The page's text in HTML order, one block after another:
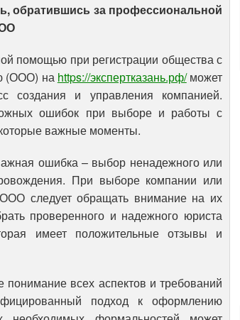
обратившись за профессиональной
помощью при регистрации общества с
(ООО) на https://экспертказань.рф/может
создания и управления компанией.
ошибок при выборе и работы с
важные моменты.
ошибка – выбор ненадежного или
При выборе компании или
следует обращать внимание на их
проверенного и надежного юриста
имеет положительные отзывы и
понимание всех аспектов и требований
подход к оформлению